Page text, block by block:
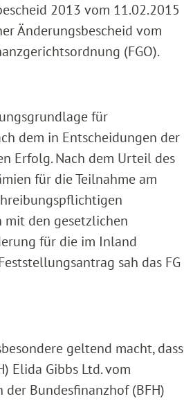
2013 vom 11.02.2015
Änderungsbescheid vom
(FGO).
für
dem in Entscheidungen der
Erfolg. Nach dem Urteil des
für die Teilnahme am
mit den gesetzlichen
für die im Inland
sah das FG
geltend macht, dass
Elida Gibbs Ltd. vom
der Bundesfinanzhof (BFH)